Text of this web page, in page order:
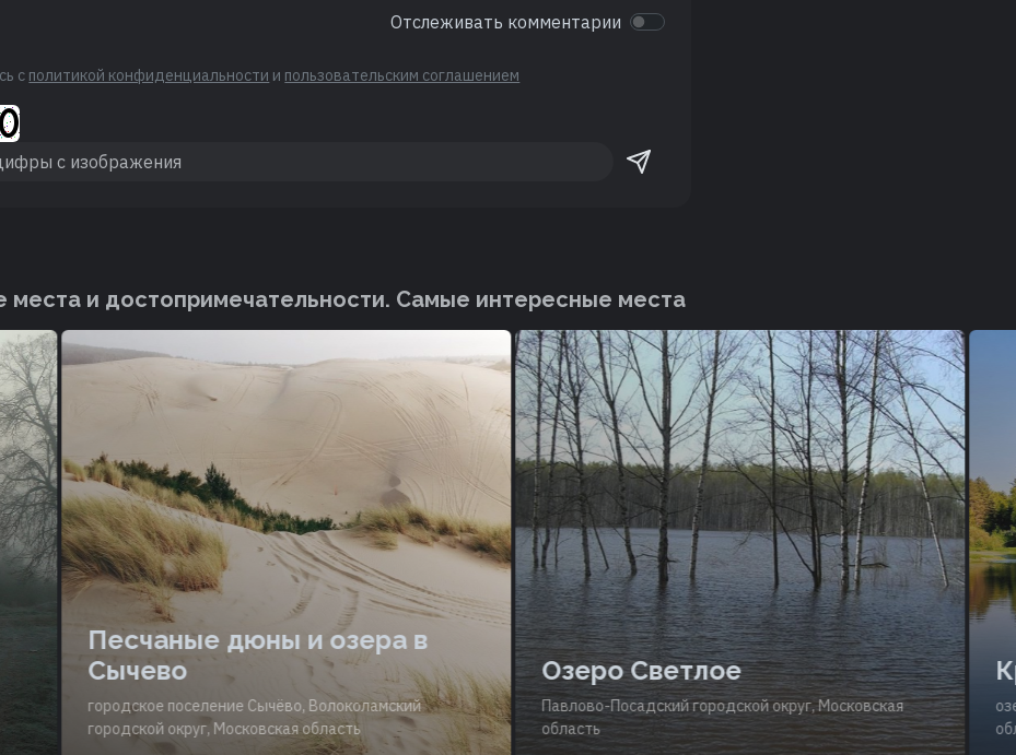
Отслеживать комментарии
с политикой конфиденциальности и пользовательским соглашением
и достопримечательности. Cамые интересные места
Песчаные дюны и озера в
Сычево
городское поселение Сычёво, Волоколамский
городской округ, Московская область
Озеро Светлое
Павлово-Посадский городской округ, Московская
область